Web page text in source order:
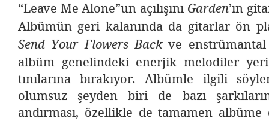
“Leave Me Alone”un açılışını Garden’ın
Albümün geri kalanında da gitarlar ön
Send Your Flowers Backve
albüm genelindeki enerjik melodiler
tınılarına bırakıyor. Albümle ilgili
olumsuz şeyden biri de bazı
andırması, özellikle de tamamen albüme